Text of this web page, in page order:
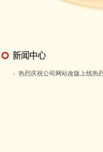
热烈庆祝公司网站改版上线热